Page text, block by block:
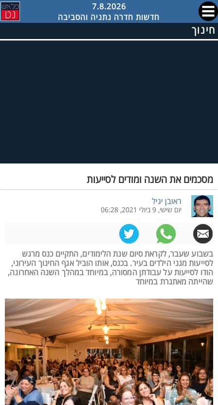
7.8.2026
חדשות חדרה נתניה והסביבה
חינוך
מסכמים את השנה ומודים לסייעות
ראובן יגיל
יום שישי, 9 ביולי 2021, 06:28
בשבוע שעבר, לקראת סיום שנת הלימודים, התקיים כנס מרגש
לסייעות מגני הילדים בעיר. בכנס, אותו הוביל אגף החינוך העירוני,
הודו לסייעות על עבודתן המסורה, במיוחד במהלך השנה האחרונה,
שהייתה מאתגרת במיוחד